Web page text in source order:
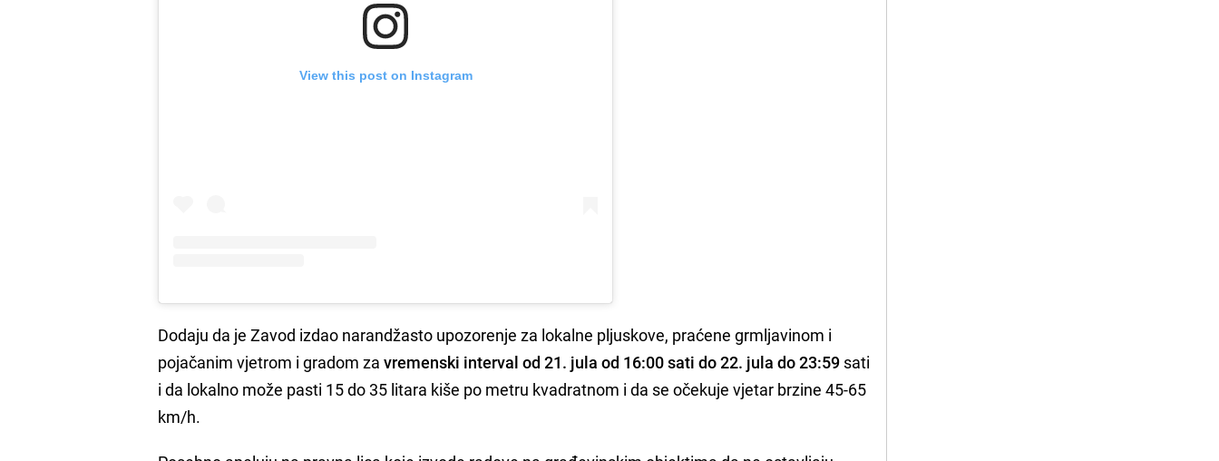
View this post on Instagram
Dodaju da je Zavod izdao narandžasto upozorenje za lokalne pljuskove, praćene grmljavinom i
pojačanim vjetrom i gradom zavremenski interval od 21. jula od 16:00 sati do 22. jula do 23:59 sati
i da lokalno može pasti 15 do 35 litara kiše po metru kvadratnom i da se očekuje vjetar brzine 45-65
km/h.